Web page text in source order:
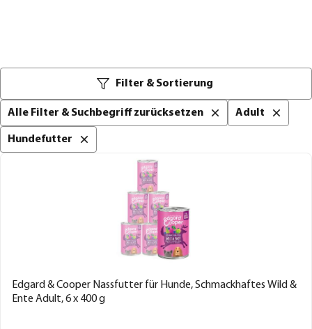
Filter & Sortierung
Alle Filter & Suchbegriff zurücksetzen Adult
Hundefutter
Edgard & Cooper Nassfutter für Hunde, Schmackhaftes Wild &
Ente Adult, 6 x 400 g